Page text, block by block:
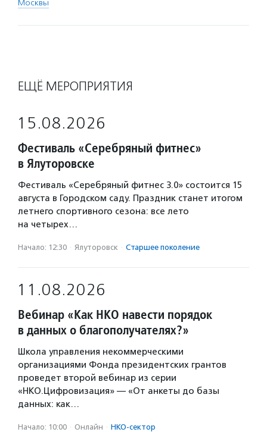
Москвы
ЕЩЁ МЕРОПРИЯТИЯ
15.08.2026
Фестиваль «Серебряный фитнес»
в Ялуторовске
Фестиваль «Серебряный фитнес 3.0» состоится 15
августа в Городском саду. Праздник станет итогом
летнего спортивного сезона: все лето
на четырех…
Начало: 12:30 · Ялуторовск · Старшее поколение
11.08.2026
Вебинар «Как НКО навести порядок
в данных о благополучателях?»
Школа управления некоммерческими
организациями Фонда президентских грантов
проведет второй вебинар из серии
«НКО.Цифровизация» — «От анкеты до базы
данных: как…
Начало: 10:00 · Онлайн · НКО-сектор